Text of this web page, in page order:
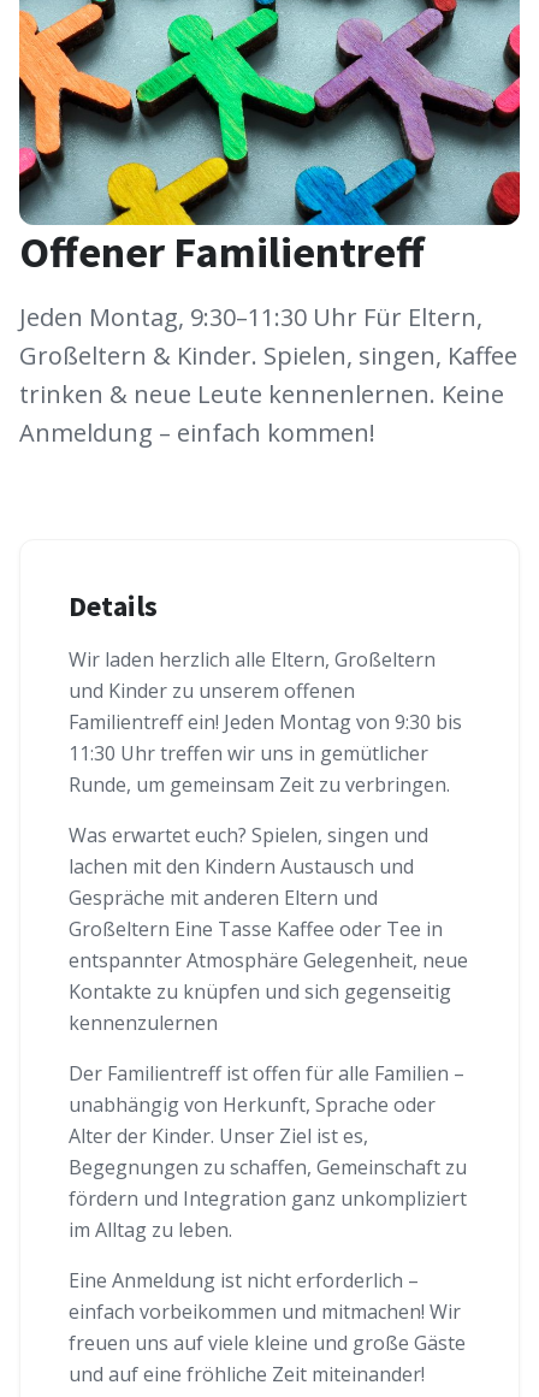
Offener Familientreff
Jeden Montag, 9:30–11:30 Uhr Für Eltern,
Großeltern & Kinder. Spielen, singen, Kaffee
trinken & neue Leute kennenlernen. Keine
Anmeldung – einfach kommen!
Details
Wir laden herzlich alle Eltern, Großeltern
und Kinder zu unserem offenen
Familientreff ein! Jeden Montag von 9:30 bis
11:30 Uhr treffen wir uns in gemütlicher
Runde, um gemeinsam Zeit zu verbringen.
Was erwartet euch? Spielen, singen und
lachen mit den Kindern Austausch und
Gespräche mit anderen Eltern und
Großeltern Eine Tasse Kaffee oder Tee in
entspannter Atmosphäre Gelegenheit, neue
Kontakte zu knüpfen und sich gegenseitig
kennenzulernen
Der Familientreff ist offen für alle Familien –
unabhängig von Herkunft, Sprache oder
Alter der Kinder. Unser Ziel ist es,
Begegnungen zu schaffen, Gemeinschaft zu
fördern und Integration ganz unkompliziert
im Alltag zu leben.
Eine Anmeldung ist nicht erforderlich –
einfach vorbeikommen und mitmachen! Wir
freuen uns auf viele kleine und große Gäste
und auf eine fröhliche Zeit miteinander!